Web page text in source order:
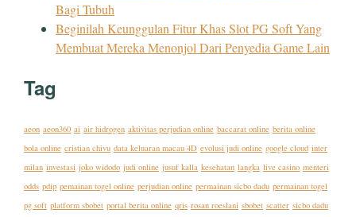
Bagi Tubuh
Beginilah Keunggulan Fitur Khas Slot PG Soft Yang
Membuat Mereka Menonjol Dari Penyedia Game Lain
Tag
aeon aeon360 ai air hidrogen aktivitas perjudian online baccarat online berita online
bola online cristian chivu data keluaran macau 4D evolusi judi online google cloud inter
milan investasi joko widodo judi online jusuf kalla kesehatan langka live casino menteri
odds pdip pemainan togel online perjudian online permainan sicbo dadu permainan togel
pg soft platform sbobet portal berita online qris rosan roeslani sbobet scatter sicbo dadu